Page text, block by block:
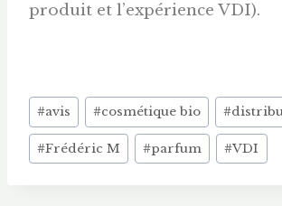
produit et l’expérience VDI).
Étiquettes
de
la
#avis #cosmétique bio #
#Frédéric M #parfum #VDI